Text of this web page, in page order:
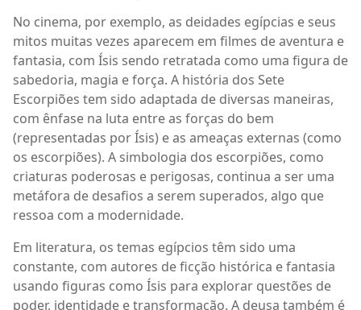
No cinema, por exemplo, as deidades egípcias e seus
mitos muitas vezes aparecem em filmes de aventura e
fantasia, com Ísis sendo retratada como uma figura de
sabedoria, magia e força. A história dos Sete
Escorpiões tem sido adaptada de diversas maneiras,
com ênfase na luta entre as forças do bem
(representadas por Ísis) e as ameaças externas (como
os escorpiões). A simbologia dos escorpiões, como
criaturas poderosas e perigosas, continua a ser uma
metáfora de desafios a serem superados, algo que
ressoa com a modernidade.
Em literatura, os temas egípcios têm sido uma
constante, com autores de ficção histórica e fantasia
usando figuras como Ísis para explorar questões de
poder, identidade e transformação. A deusa também é